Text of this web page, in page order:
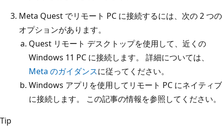
Meta Quest でリモート PC に接続するには、次の 2 つの
オプションがあります。
Quest リモート デスクトップを使用して、近くの
Windows 11 PC に接続します。 詳細については、
Meta のガイダンスに従ってください。
Windows アプリを使用してリモート PC にネイティブ
に接続します。 この記事の情報を参照してください。
Tip